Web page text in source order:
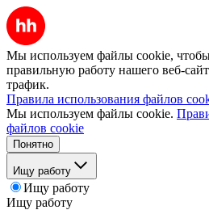
Мы используем файлы cookie, чтобы
правильную работу нашего веб-
трафик.
Правила использования файлов
Мы используем файлы cookie.
файлов cookie
Понятно
Ищу работу
Ищу работу
Ищу работу